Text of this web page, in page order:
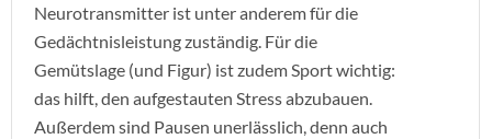
Neurotransmitter ist unter anderem für die
Gedächtnisleistung zuständig. Für die
Gemütslage (und Figur) ist zudem Sport wichtig:
das hilft, den aufgestauten Stress abzubauen.
Außerdem sind Pausen unerlässlich, denn auch